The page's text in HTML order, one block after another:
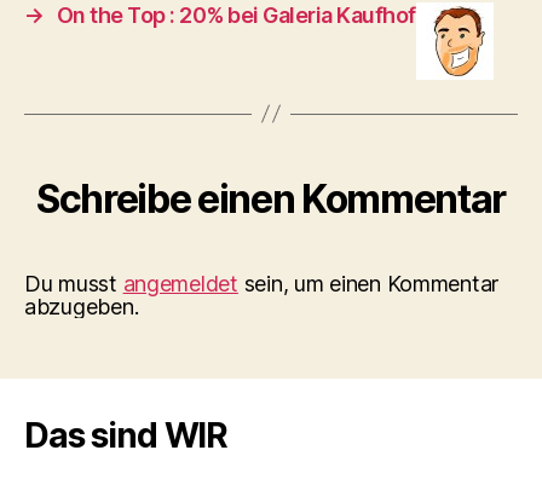
→ On the Top : 20% bei Galeria Kaufhof
Schreibe einen Kommentar
Du musst angemeldet sein, um einen Kommentar
abzugeben.
Das sind WIR